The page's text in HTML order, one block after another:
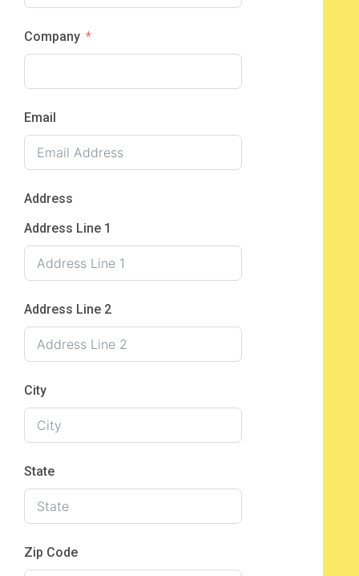
Company
Email
Address
Address Line 1
Address Line 2
City
State
Zip Code